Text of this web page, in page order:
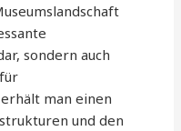
sondern auch
man einen
und den